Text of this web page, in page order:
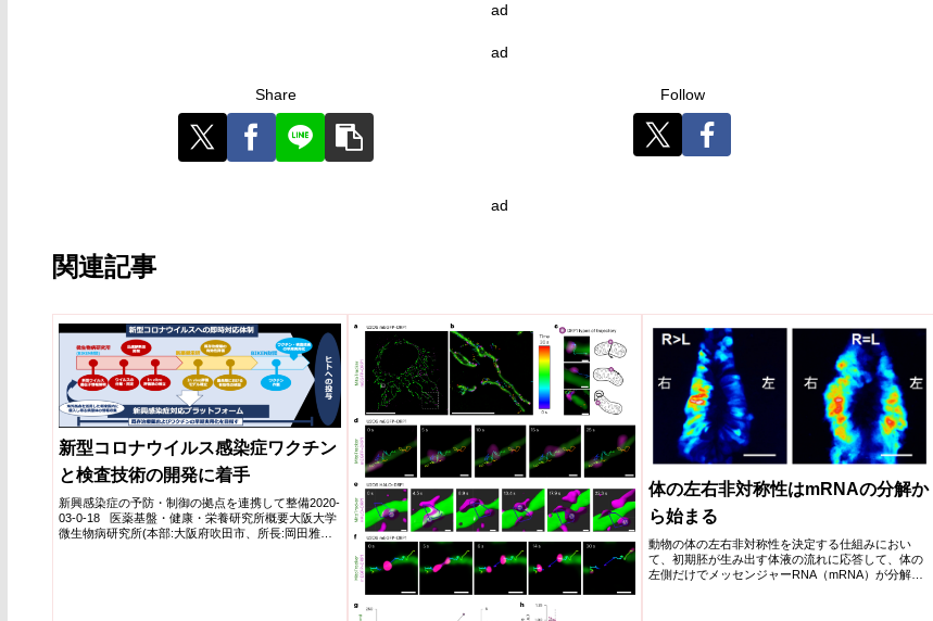
ad
ad
Share Follow
ad
関連記事
新型コロナウイルス感染症ワクチン
と検査技術の開発に着手
新興感染症の予防・制御の拠点を連携して整備2020-
03-0-18 医薬基盤・健康・栄養研究所概要大阪大学
微生物病研究所(本部:大阪府吹田市、所長:岡田雅
体の左右非対称性はmRNAの分解か
ら始まる
動物の体の左右非対称性を決定する仕組みにおい
て、初期胚が生み出す体液の流れに応答して、体の
左側だけでメッセンジャーRNA（mRNA）が分解さ